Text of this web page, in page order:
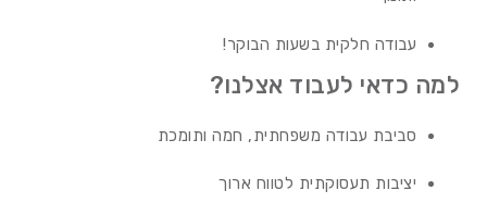
עבודה חלקית בשעות הבוקר!
למה כדאי לעבוד אצלנו?
סביבת עבודה משפחתית, חמה ותומכת
יציבות תעסוקתית לטווח ארוך